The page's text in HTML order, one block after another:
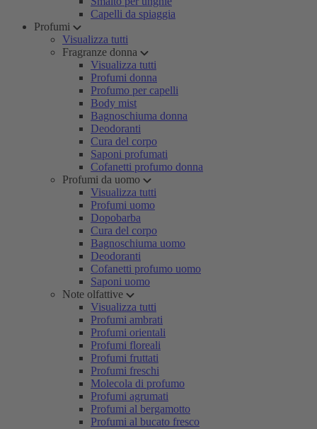
Capelli da spiaggia
Profumi
Visualizza tutti
Fragranze donna
Visualizza tutti
Profumi donna
Profumo per capelli
Body mist
Bagnoschiuma donna
Deodoranti
Cura del corpo
Saponi profumati
Cofanetti profumo donna
Profumi da uomo
Visualizza tutti
Profumi uomo
Dopobarba
Cura del corpo
Bagnoschiuma uomo
Deodoranti
Cofanetti profumo uomo
Saponi uomo
Note olfattive
Visualizza tutti
Profumi ambrati
Profumi orientali
Profumi floreali
Profumi fruttati
Profumi freschi
Molecola di profumo
Profumi agrumati
Profumi al bergamotto
Profumi al bucato fresco